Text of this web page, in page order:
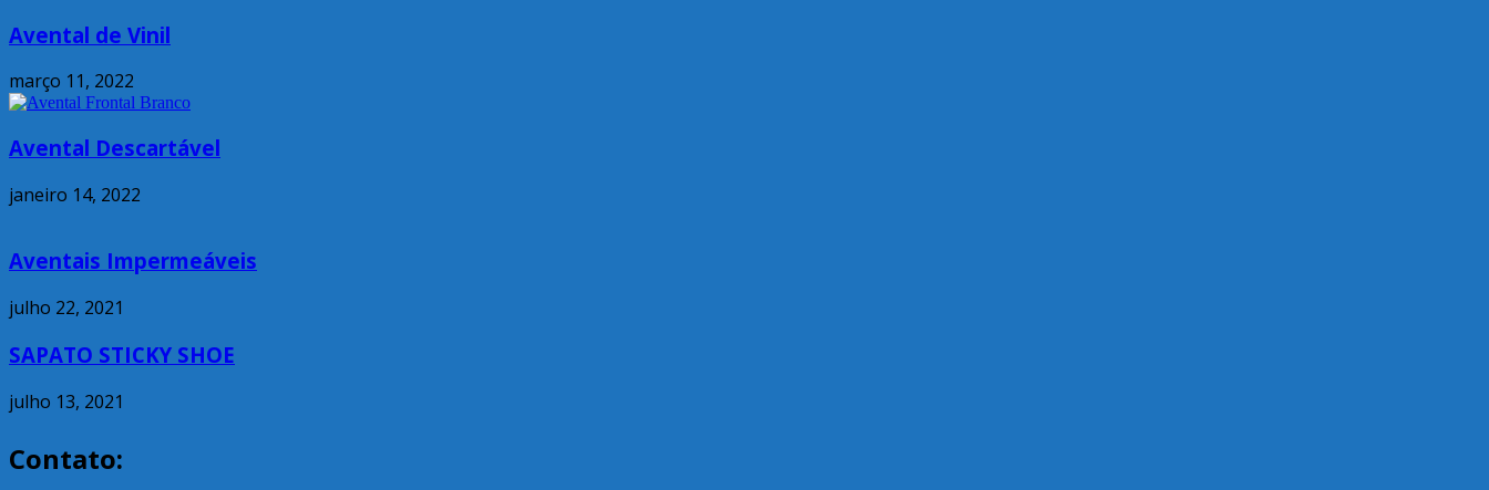
Avental de Vinil
março 11, 2022
Avental Descartável
janeiro 14, 2022
Aventais Impermeáveis
julho 22, 2021
SAPATO STICKY SHOE
julho 13, 2021
Contato: